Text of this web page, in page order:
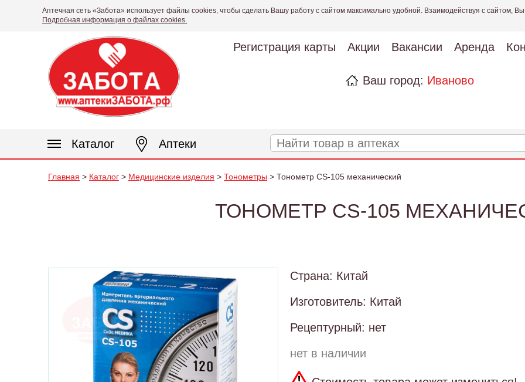
Аптечная сеть «Забота» использует файлы cookies, чтобы сделать Вашу работу с сайтом максимально удобной. Взаимодействуя с сайтом,
Подробная информация о файлах cookies.
Регистрация карты Акции Вакансии Аренда
Ваш город: Иваново
Каталог Аптеки
Главная > Каталог > Медицинские изделия > Тонометры > Тонометр CS-105 механический
ТОНОМЕТР CS-105
Страна: Китай
Изготовитель: Китай
Рецептурный: нет
нет в наличии